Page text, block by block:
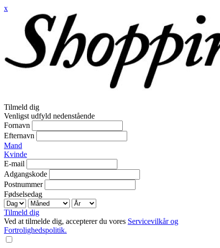
x
Tilmeld dig
Venligst udfyld nedenstående
Fornavn
Efternavn
Mand
Kvinde
E-mail
Adgangskode
Postnummer
Fødselsedag
Tilmeld dig
Ved at tilmelde dig, accepterer du vores Servicevilkår og
Fortrolighedspolitik.